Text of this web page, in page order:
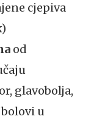
cjepiva
od
glavobolja,
u